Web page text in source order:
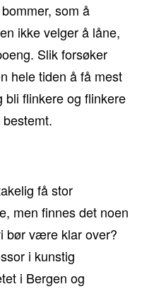
som å
ikke velger å låne,
Slik forsøker
hele tiden å få mest
bli flinkere og flinkere
få stor
men finnes det noen
bør være klar over?
i kunstig
i Bergen og